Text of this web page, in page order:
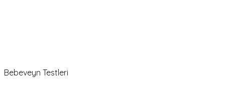
Bebeveyn Testleri